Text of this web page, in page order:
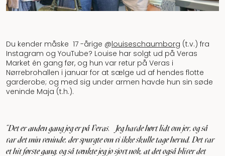
Du kender måske 17 -årige @louiseschaumborg (t.v.) fra
Instagram og YouTube? Louise har solgt ud på Veras
Market én gang før, og hun var retur på Veras i
Nørrebrohallen i januar for at sælge ud af hendes flotte
garderobe; og med sig under armen havde hun sin søde
veninde Maja (t.h.).
"Det er anden gang jeg er på Veras. Jeg havde hørt lidt om jer, og så
var det min veninde, der spurgte om vi ikke skulle tage herud. Det var
et hit første gang, og så tænkte jeg jo sjovt nok, at det også bliver det